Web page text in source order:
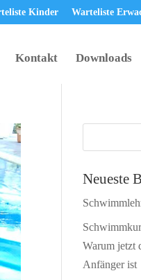
Kinder Warteliste
Kontakt Downloads
Neueste
Warum jetzt
Anfänger ist